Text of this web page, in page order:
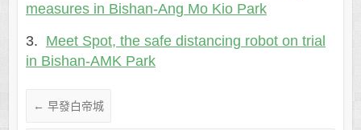
measures in Bishan-Ang Mo Kio Park
3. Meet Spot, the safe distancing robot on trial
in Bishan-AMK Park
← 早發白帝城